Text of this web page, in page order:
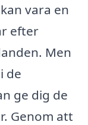
kan vara en
efter
Men
de
ge dig de
Genom att